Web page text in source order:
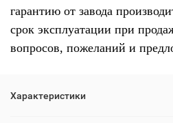
гарантию от завода
срок эксплуатации при
вопросов, пожеланий и
Характеристики